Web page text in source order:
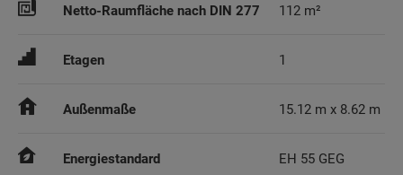
Netto-Raumfläche nach DIN 277 112 m²
Etagen 1
Außenmaße 15.12 m x 8.62 m
Energiestandard EH 55 GEG